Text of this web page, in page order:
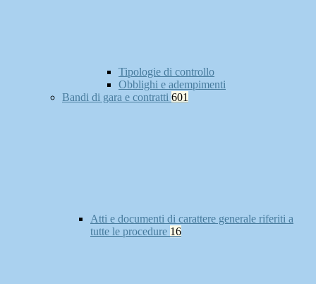
Tipologie di controllo
Obblighi e adempimenti
Bandi di gara e contratti 601
Atti e documenti di carattere generale riferiti a
tutte le procedure 16